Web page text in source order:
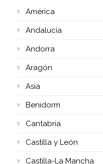
América
Andalucía
Andorra
Aragón
Asia
Benidorm
Cantabria
Castilla y León
Castilla-La Mancha